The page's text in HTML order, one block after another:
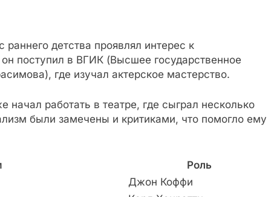
детства проявлял интерес к
поступил в ВГИК (Высшее государственное
где изучал актерское мастерство.
начал работать в театре, где сыграл несколько
были замечены и критиками, что помогло ему
Роль
Джон Коффи